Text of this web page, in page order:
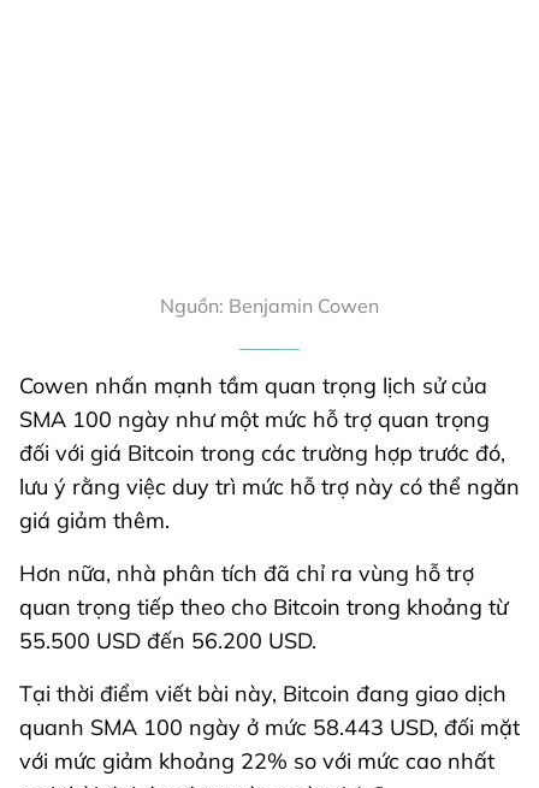
Nguồn: Benjamin Cowen
Cowen nhấn mạnh tầm quan trọng lịch sử của
SMA 100 ngày như một mức hỗ trợ quan trọng
đối với giá Bitcoin trong các trường hợp trước đó,
lưu ý rằng việc duy trì mức hỗ trợ này có thể ngăn
giá giảm thêm.
Hơn nữa, nhà phân tích đã chỉ ra vùng hỗ trợ
quan trọng tiếp theo cho Bitcoin trong khoảng từ
55.500 USD đến 56.200 USD.
Tại thời điểm viết bài này, Bitcoin đang giao dịch
quanh SMA 100 ngày ở mức 58.443 USD, đối mặt
với mức giảm khoảng 22% so với mức cao nhất